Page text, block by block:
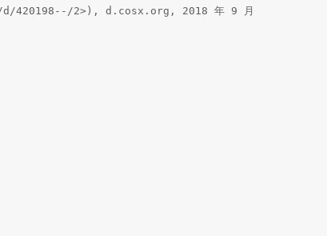
2>), d.cosx.org, 2018 年 9 月